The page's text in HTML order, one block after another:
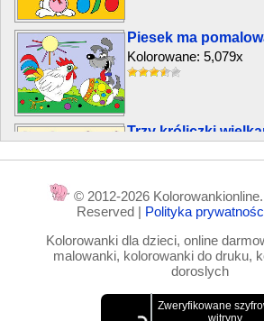
Piesek ma
Kolorowane: 5,079x
Trzy króliczki
Kolorowane: 15,959x
© 2012-2026
Reserved | Polityka
Kolorowanki dla dzieci, online
malowanki, kolorowanki do druku,
doroslych